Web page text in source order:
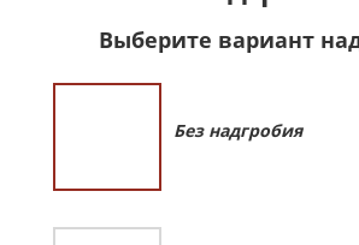
Выберите вариант
Без надгробия